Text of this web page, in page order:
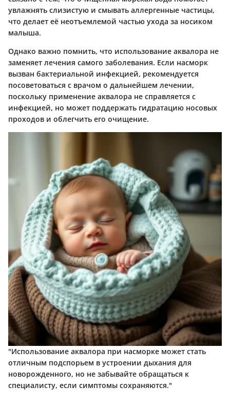
увлажнять слизистую и смывать аллергенные частицы,
что делает её неотъемлемой частью ухода за носиком
малыша.
Однако важно помнить, что использование аквалора не
заменяет лечения самого заболевания. Если насморк
вызван бактериальной инфекцией, рекомендуется
посоветоваться с врачом о дальнейшем лечении,
поскольку применение аквалора не справляется с
инфекцией, но может поддержать гидратацию носовых
проходов и облегчить его очищение.
"Использование аквалора при насморке может стать
отличным подспорьем в устроении дыхания для
новорожденного, но не забывайте обращаться к
специалисту, если симптомы сохраняются."